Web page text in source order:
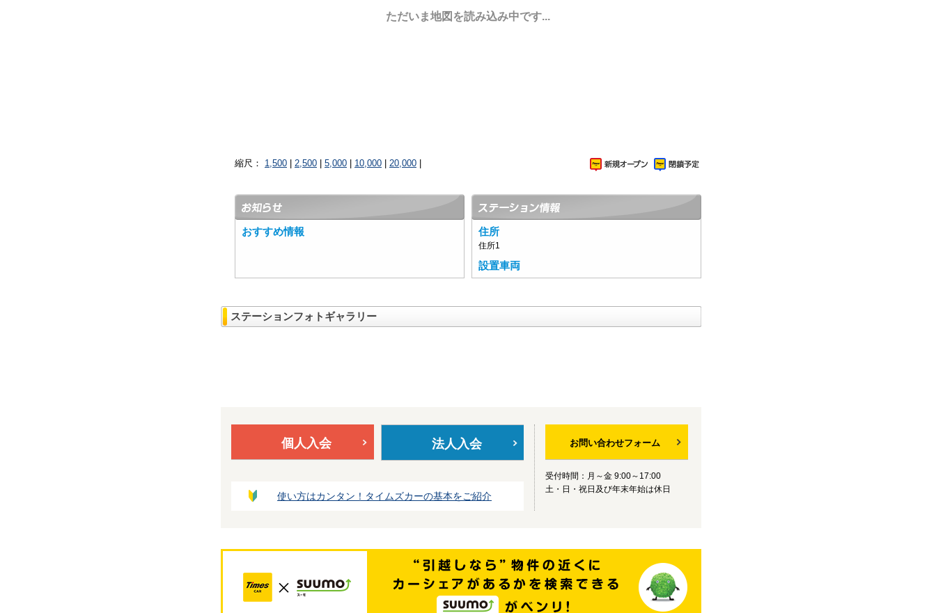
ただいま地図を読み込み中です...
縮尺： 1,500 2,500 5,000 10,000 20,000
おすすめ情報 住所
住所1
設置車両
ステーションフォトギャラリー
個人入会 法人入会
使い方はカンタン！タイムズカーの基本をご紹介
お問い合わせフォーム
受付時間：月～金 9:00～17:00
土・日・祝日及び年末年始は休日